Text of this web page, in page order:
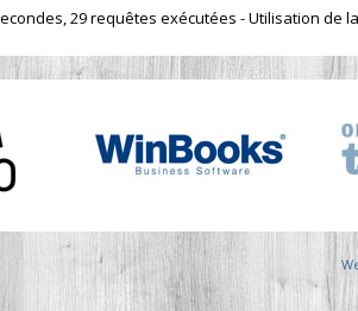
29 requêtes exécutées - Utilisation de la